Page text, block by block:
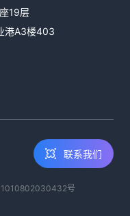
19层
港A3楼403
号
联系我们
邮件咨询
contact@realai.ai